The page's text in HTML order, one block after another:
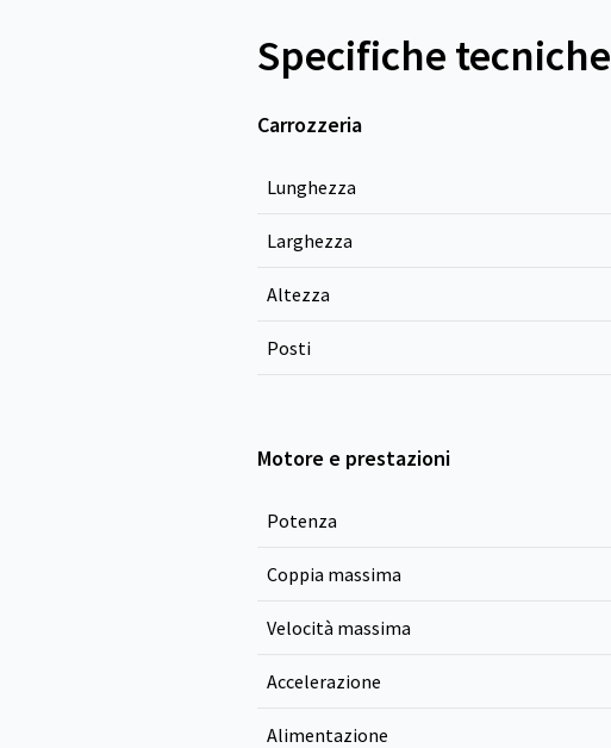
Specifiche tecniche
Carrozzeria
Lunghezza
Larghezza
Altezza
Posti
Motore e prestazioni
Potenza
Coppia massima
Velocità massima
Accelerazione
Alimentazione